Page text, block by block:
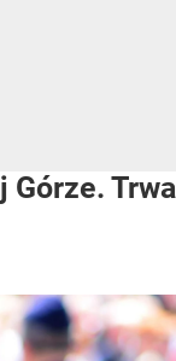
Górze. Trwa